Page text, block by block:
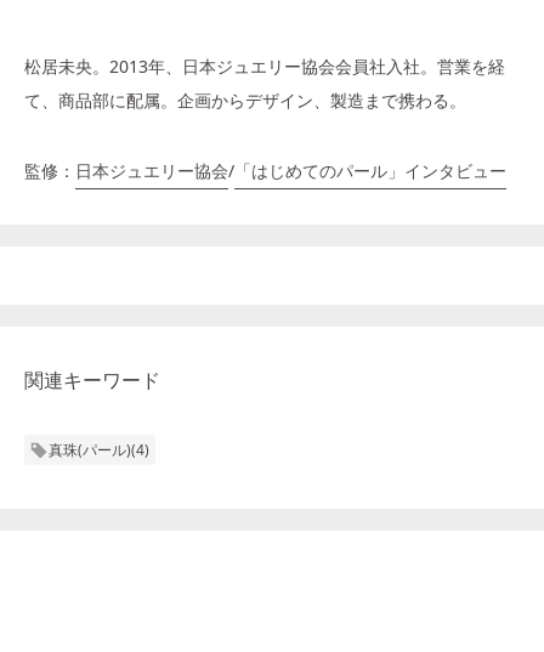
松居未央。2013年、日本ジュエリー協会会員社入社。営業を経
て、商品部に配属。企画からデザイン、製造まで携わる。
監修： 日本ジュエリー協会/ 「はじめてのパール」インタビュー
関連キーワード
真珠(パール)(4)